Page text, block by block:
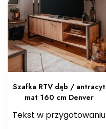
Szafka RTV dąb / antracyt
mat 160 cm Denver
Tekst w przygotowaniu